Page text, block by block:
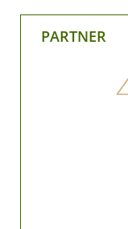
PARTNER